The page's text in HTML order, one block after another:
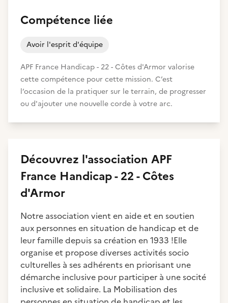
Compétence liée
Avoir l'esprit d'équipe
APF France Handicap - 22 - Côtes d'Armor valorise
cette compétence pour cette mission. C’est
l’occasion de la pratiquer sur le terrain, de progresser
ou d'ajouter une nouvelle corde à votre arc.
Découvrez l'association APF
France Handicap - 22 - Côtes
d'Armor
Notre association vient en aide et en soutien
aux personnes en situation de handicap et de
leur famille depuis sa création en 1933 !Elle
organise et propose diverses activités socio
culturelles à ses adhérents en priorisant une
démarche inclusive pour participer à une socité
inclusive et solidaire. La Mobilisation des